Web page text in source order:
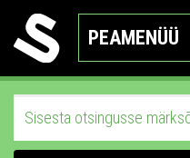
PEAMENÜÜ